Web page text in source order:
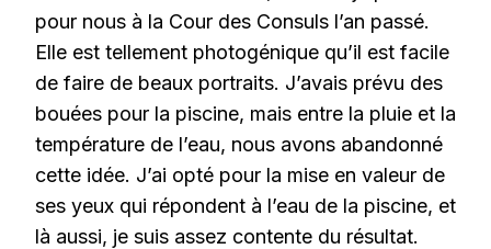
pour nous à la Cour des Consuls l’an passé.
Elle est tellement photogénique qu’il est facile
de faire de beaux portraits. J’avais prévu des
bouées pour la piscine, mais entre la pluie et la
température de l’eau, nous avons abandonné
cette idée. J’ai opté pour la mise en valeur de
ses yeux qui répondent à l’eau de la piscine, et
là aussi, je suis assez contente du résultat.